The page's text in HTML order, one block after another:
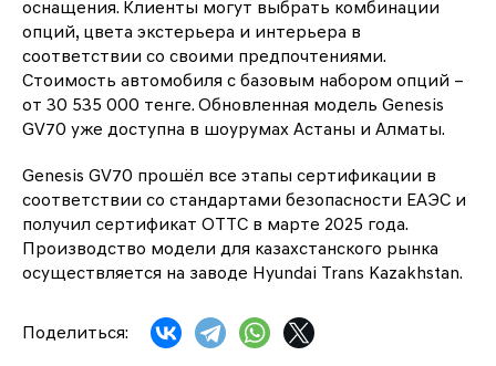
оснащения. Клиенты могут выбрать комбинации
опций, цвета экстерьера и интерьера в
соответствии со своими предпочтениями.
Стоимость автомобиля с базовым набором опций –
от 30 535 000 тенге. Обновленная модель Genesis
GV70 уже доступна в шоурумах Астаны и Алматы.
Genesis GV70 прошёл все этапы сертификации в
соответствии со стандартами безопасности ЕАЭС и
получил сертификат ОТТС в марте 2025 года.
Производство модели для казахстанского рынка
осуществляется на заводе Hyundai Trans Kazakhstan.
Поделиться: